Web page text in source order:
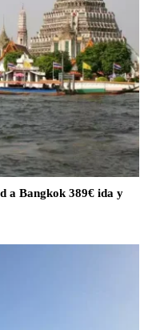
a Bangkok 389€ ida y